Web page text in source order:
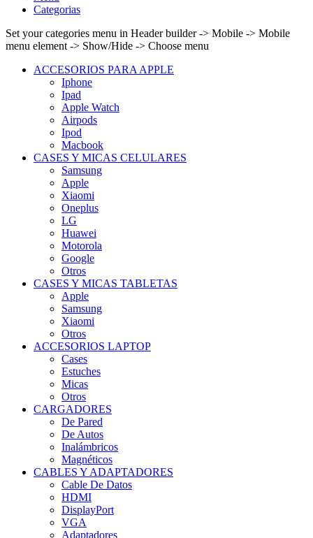
Categorias
Set your categories menu in Header builder -> Mobile -> Mobile
menu element -> Show/Hide -> Choose menu
ACCESORIOS PARA APPLE
Iphone
Ipad
Apple Watch
Airpods
Ipod
Macbook
CASES Y MICAS CELULARES
Samsung
Apple
Xiaomi
Oneplus
LG
Huawei
Motorola
Google
Otros
CASES Y MICAS TABLETAS
Apple
Samsung
Xiaomi
Otros
ACCESORIOS LAPTOP
Cases
Estuches
Micas
Otros
CARGADORES
De Pared
De Autos
Inalámbricos
Magnéticos
CABLES Y ADAPTADORES
Cable De Datos
HDMI
DisplayPort
VGA
Adaptadores